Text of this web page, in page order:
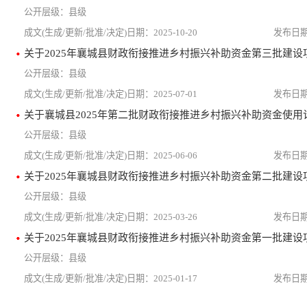
县级
2025-10-20
关于2025年襄城县财政衔接推进乡村振兴补助资金第三批建设
县级
2025-07-01
关于襄城县2025年第二批财政衔接推进乡村振兴补助资金使用
县级
2025-06-06
关于2025年襄城县财政衔接推进乡村振兴补助资金第二批建设
县级
2025-03-26
关于2025年襄城县财政衔接推进乡村振兴补助资金第一批建设
县级
2025-01-17